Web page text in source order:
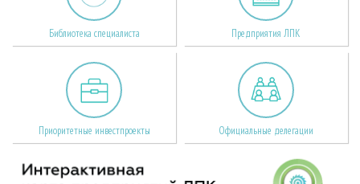
Библиотека специалиста Предприятия ЛПК
Приоритетные инвестпроекты Официальные делегации